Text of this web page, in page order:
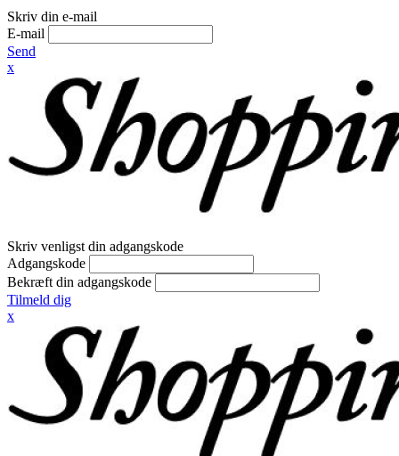
Skriv din e-mail
E-mail
Send
x
Skriv venligst din adgangskode
Adgangskode
Bekræft din adgangskode
Tilmeld dig
x